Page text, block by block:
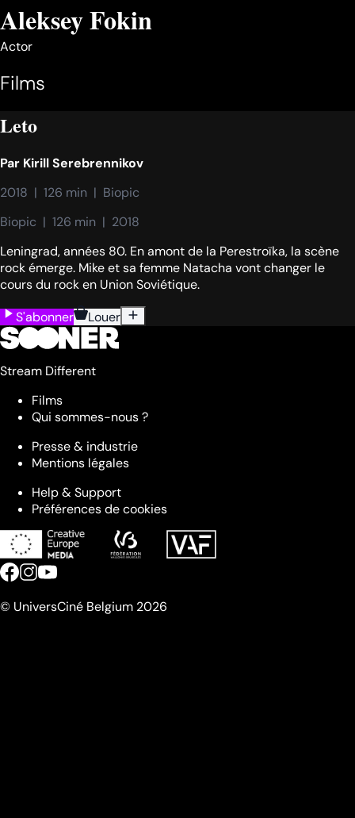
Aleksey Fokin
Actor
Films
Leto
Par Kirill Serebrennikov
2018  |  126 min  |  Biopic
Biopic  |  126 min  |  2018
Leningrad, années 80. En amont de la Perestroïka, la scène
rock émerge. Mike et sa femme Natacha vont changer le
cours du rock en Union Soviétique.
S'abonner
Louer
Stream Different
Films
Qui sommes-nous ?
Presse & industrie
Mentions légales
Help & Support
Préférences de cookies
© UniversCiné Belgium 2026